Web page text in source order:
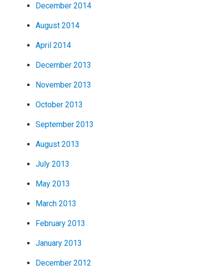
December 2014
August 2014
April 2014
December 2013
November 2013
October 2013
September 2013
August 2013
July 2013
May 2013
March 2013
February 2013
January 2013
December 2012